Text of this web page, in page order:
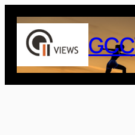
Saltar
contenido